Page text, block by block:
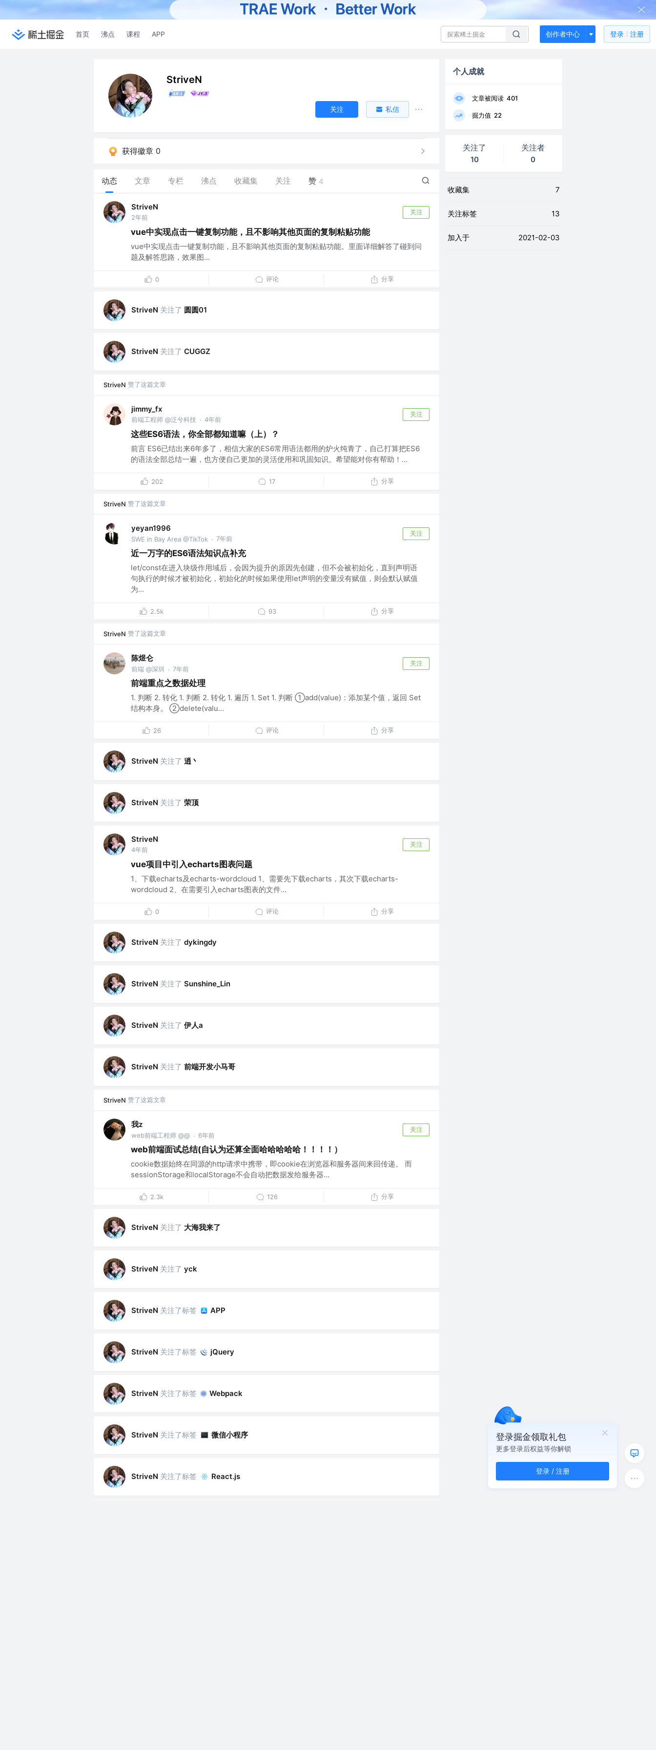
首页 沸点 课程 APP 创作者中心 登录 注册
StriveN
关注 私信
获得徽章 0
动态 文章 专栏 沸点 收藏集 关注 赞 4
StriveN
2年前
关注
vue中实现点击一键复制功能，且不影响其他页面的复制粘贴功能
vue中实现点击一键复制功能，且不影响其他页面的复制粘贴功能。里面详细解答了碰到问
题及解答思路，效果图...
0 评论 分享
StriveN 关注了 圆圆01
StriveN 关注了 CUGGZ
StriveN 赞了这篇文章
jimmy_fx
前端工程师 @泛兮科技 · 4年前
关注
这些ES6语法，你全部都知道嘛（上）？
前言 ES6已结出来6年多了，相信大家的ES6常用语法都用的炉火纯青了，自己打算把ES6
的语法全部总结一遍，也方便自己更加的灵活使用和巩固知识。希望能对你有帮助！...
202 17 分享
StriveN 赞了这篇文章
yeyan1996
SWE in Bay Area @TikTok · 7年前
关注
近一万字的ES6语法知识点补充
let/const在进入块级作用域后，会因为提升的原因先创建，但不会被初始化，直到声明语
句执行的时候才被初始化，初始化的时候如果使用let声明的变量没有赋值，则会默认赋值
为...
2.5k 93 分享
StriveN 赞了这篇文章
陈煜仑
前端 @深圳 · 7年前
关注
前端重点之数据处理
1. 判断 2. 转化 1. 判断 2. 转化 1. 遍历 1. Set 1. 判断 ①add(value)：添加某个值，返回 Set
结构本身。 ②delete(valu...
26 评论 分享
StriveN 关注了 逍丶
StriveN 关注了 荣顶
StriveN
4年前
关注
vue项目中引入echarts图表问题
1、下载echarts及echarts-wordcloud 1、需要先下载echarts，其次下载echarts-
wordcloud 2、在需要引入echarts图表的文件...
0 评论 分享
StriveN 关注了 dykingdy
StriveN 关注了 Sunshine_Lin
StriveN 关注了 伊人a
StriveN 关注了 前端开发小马哥
StriveN 赞了这篇文章
我z
web前端工程师 @@ · 6年前
关注
web前端面试总结(自认为还算全面哈哈哈哈哈！！！！）
cookie数据始终在同源的http请求中携带，即cookie在浏览器和服务器间来回传递。 而
sessionStorage和localStorage不会自动把数据发给服务器...
2.3k 126 分享
StriveN 关注了 大海我来了
StriveN 关注了 yck
StriveN 关注了标签 APP
StriveN 关注了标签 jQuery
StriveN 关注了标签 Webpack
StriveN 关注了标签 微信小程序
StriveN 关注了标签 React.js
个人成就
文章被阅读 401
掘力值 22
关注了
10
关注者
0
收藏集 7
关注标签 13
加入于 2021-02-03
登录掘金领取礼包
更多登录后权益等你解锁
登录 / 注册